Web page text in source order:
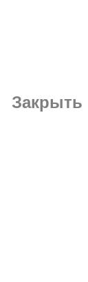
Закрыть